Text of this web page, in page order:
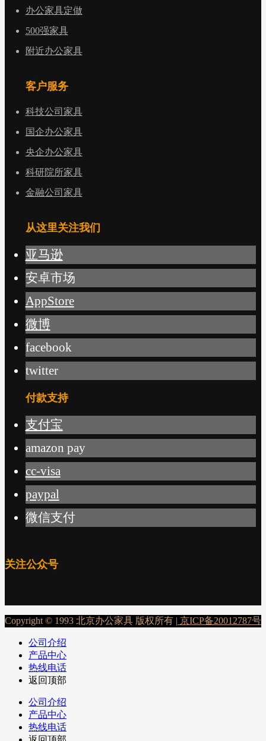
办公家具定做
500强家具
附近办公家具
客户服务
科技公司家具
国企办公家具
央企办公家具
科研院所家具
金融公司家具
从这里关注我们
亚马逊
安卓市场
AppStore
微博
facebook
twitter
付款支持
支付宝
amazon pay
cc-visa
paypal
微信支付
关注公众号
Copyright © 1993 北京办公家具 版权所有 | 京ICP备20012787号
公司介绍
产品中心
热线电话
返回顶部
公司介绍
产品中心
热线电话